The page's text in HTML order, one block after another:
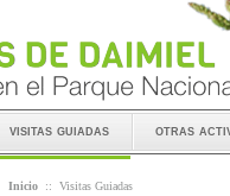
visitas guiadas otras
Inicio :: Visitas Guiadas